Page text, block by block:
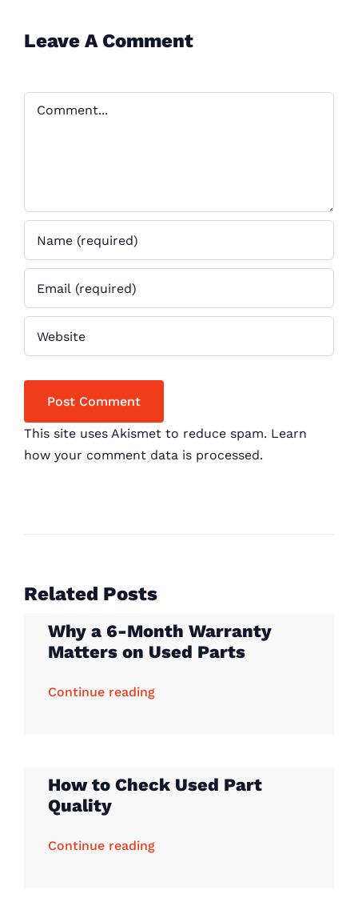
Leave A Comment
Comment
This site uses Akismet to reduce spam. Learn
how your comment data is processed.
Related Posts
Why a 6-Month Warranty
Matters on Used Parts
Continue reading
How to Check Used Part
Quality
Continue reading